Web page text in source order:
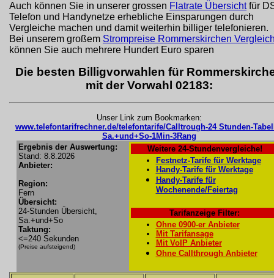
Auch können Sie in unserer grossen Flatrate Übersichtfür
Telefon und Handynetze erhebliche Einsparungen durch
Vergleiche machen und damit weiterhin billiger telefonieren.
Bei unserem großem Strompreise Rommerskirchen
können Sie auch mehrere Hundert Euro sparen
Die besten Billigvorwahlen für
mit der Vorwahl 02183:
Unser Link zum Bookmarken:
www.telefontarifrechner.de/telefontarife/Calltrough-24 Stunden-
Sa.+und+So-1Min-3Rang
Ergebnis der Auswertung:
Stand: 8.8.2026
Anbieter:
Region:
Fern
Übersicht:
24-Stunden Übersicht,
Sa.+und+So
Taktung:
<=240 Sekunden
(Preise aufsteigend)
Weitere 24-Stundenvergleiche!
Festnetz-Tarife für Werktage
Handy-Tarife für Werktage
Handy-Tarife für
Wochenende/Feiertag
Tarifanzeige Filter:
Ohne 0900-er Anbieter
Mit Tarifansage
Mit VoIP Anbieter
Ohne Callthrough Anbieter